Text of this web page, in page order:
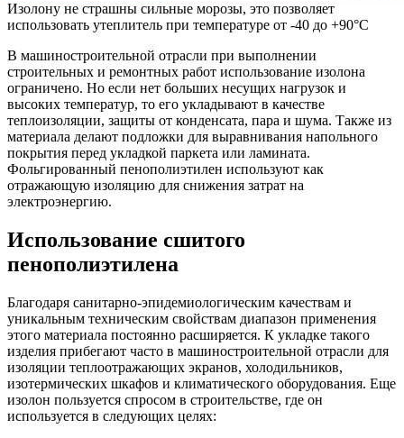
Изолону не страшны сильные морозы, это позволяет
использовать утеплитель при температуре от -40 до +90°С
В машиностроительной отрасли при выполнении
строительных и ремонтных работ использование изолона
ограничено. Но если нет больших несущих нагрузок и
высоких температур, то его укладывают в качестве
теплоизоляции, защиты от конденсата, пара и шума. Также из
материала делают подложки для выравнивания напольного
покрытия перед укладкой паркета или ламината.
Фольгированный пенополиэтилен используют как
отражающую изоляцию для снижения затрат на
электроэнергию.
Использование сшитого
пенополиэтилена
Благодаря санитарно-эпидемиологическим качествам и
уникальным техническим свойствам диапазон применения
этого материала постоянно расширяется. К укладке такого
изделия прибегают часто в машиностроительной отрасли для
изоляции теплоотражающих экранов, холодильников,
изотермических шкафов и климатического оборудования. Еще
изолон пользуется спросом в строительстве, где он
используется в следующих целях: